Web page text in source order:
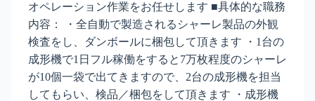
オペレーション作業をお任せします ■具体的な職務
内容： ・全自動で製造されるシャーレ製品の外観
検査をし、ダンボールに梱包して頂きます ・1台の
成形機で1日フル稼働をすると7万枚程度のシャーレ
が10個一袋で出てきますので、2台の成形機を担当
してもらい、検品／梱包をして頂きます ・成形機